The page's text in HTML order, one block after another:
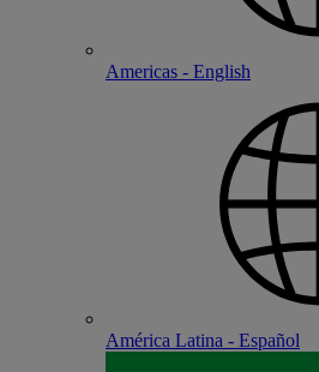
Americas - English
América Latina - Español